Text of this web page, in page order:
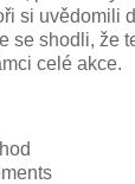
si uvědomili
se shodli, že
celé akce.